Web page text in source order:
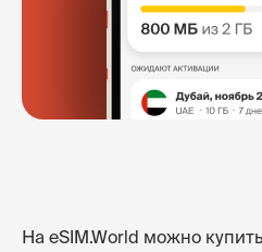
На eSIM.World можно